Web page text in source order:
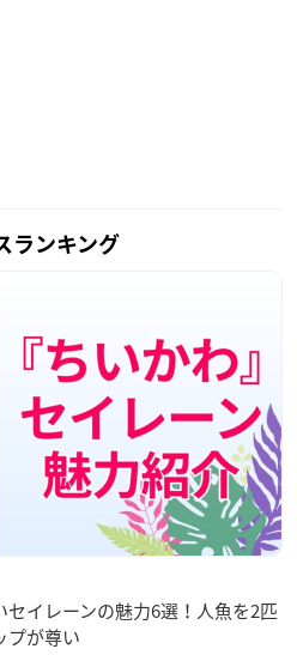
ランキング
セイレーンの魅力6選！人魚を2匹
プが尊い